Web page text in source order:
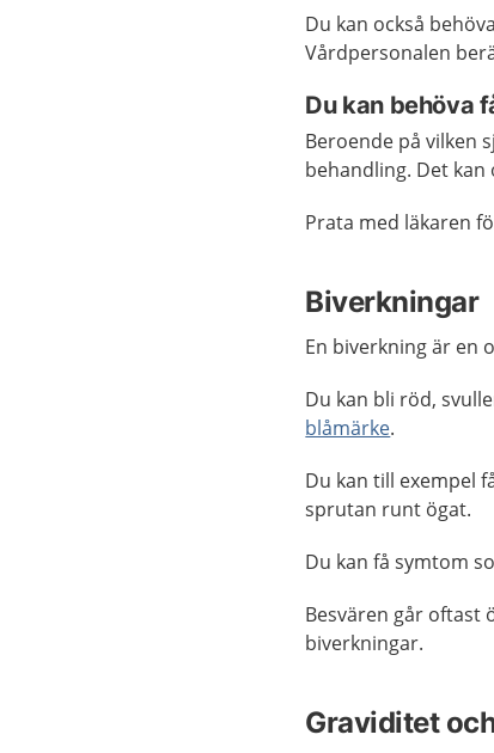
Du kan också
Vårdpersonalen
Du kan behöva
Beroende på vilken
behandling. Det
Prata med läkaren
Biverkningar
En biverkning är en
Du kan bli röd,
blåmärke.
Du kan till exempel
sprutan runt ögat.
Du kan få symtom
Besvären går oftast
biverkningar.
Graviditet